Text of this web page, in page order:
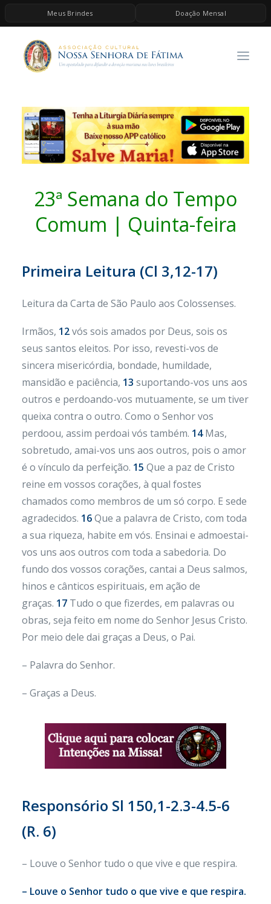
Meus Brindes Doação Mensal
HOME
A ASSOCIAÇÃO
ESPIRITUALIDADE
AS MELHORES MÚSICAS CATÓLICAS
BRINDES
23ª Semana do Tempo
Comum | Quinta-feira
Primeira Leitura (Cl 3,12-17)
Leitura da Carta de São Paulo aos Colossenses.
Irmãos, 12vós sois amados por Deus, sois os
seus santos eleitos. Por isso, revesti-vos de
sincera misericórdia, bondade, humildade,
mansidão e paciência, 13 suportando-vos uns aos
outros e perdoando-vos mutuamente, se um tiver
queixa contra o outro. Como o Senhor vos
perdoou, assim perdoai vós também. 14Mas,
sobretudo, amai-vos uns aos outros, pois o amor
é o vínculo da perfeição. 15 Que a paz de Cristo
reine em vossos corações, à qual fostes
chamados como membros de um só corpo. E sede
agradecidos. 16Que a palavra de Cristo, com toda
a sua riqueza, habite em vós. Ensinai e admoestai-
vos uns aos outros com toda a sabedoria. Do
fundo dos vossos corações, cantai a Deus salmos,
hinos e cânticos espirituais, em ação de
graças. 17 Tudo o que fizerdes, em palavras ou
obras, seja feito em nome do Senhor Jesus Cristo.
Por meio dele dai graças a Deus, o Pai.
– Palavra do Senhor.
– Graças a Deus.
Responsório Sl 150,1-2.3-4.5-6
(R. 6)
– Louve o Senhor tudo o que vive e que respira.
– Louve o Senhor tudo o que vive e que respira.